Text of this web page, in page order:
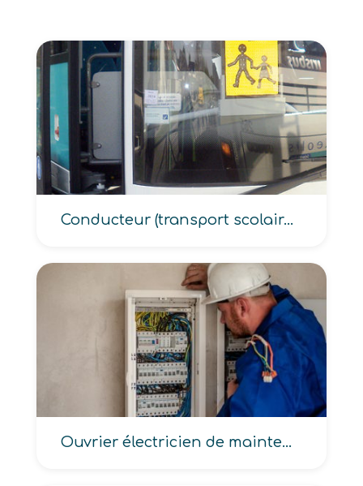
Conducteur (transport scolaire, de ramassage scolaire)
Ouvrier électricien de maintenance